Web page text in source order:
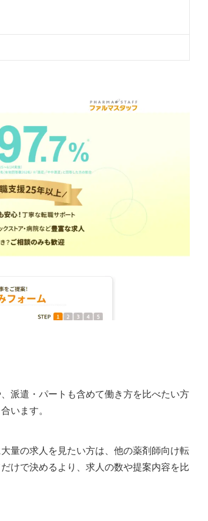
派遣・パートも含めて働き方を比べたい方
います。
量の求人を見たい方は、他の薬剤師向け転
けで決めるより、求人の数や提案内容を比